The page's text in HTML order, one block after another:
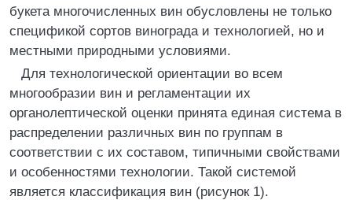
букета многочисленных вин обусловлены не только
спецификой сортов винограда и технологией, но и
местными природными условиями.
Для технологической ориентации во всем
многообразии вин и регламентации их
органолептической оценки принята единая система в
распределении различных вин по группам в
соответствии с их составом, типичными свойствами
и особенностями технологии. Такой системой
является классификация вин (рисунок 1).